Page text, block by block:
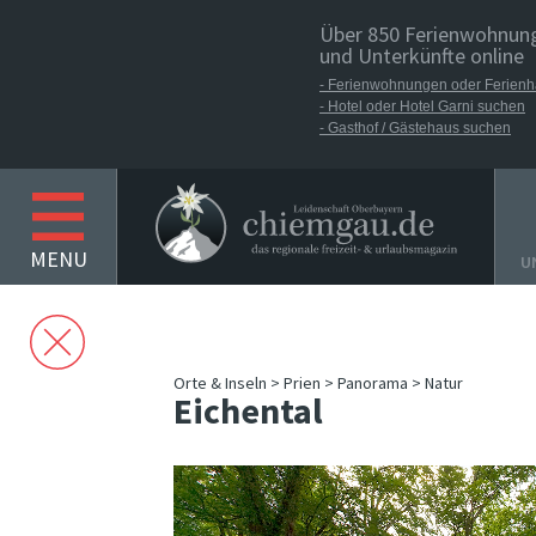
Über 850
und Unterkünfte online
- Ferienwohnungen oder
- Hotel oder Hotel Garni suchen
- Gasthof / Gästehaus suchen
Orte & Inseln >Prien >Panorama > Natur
Eichental